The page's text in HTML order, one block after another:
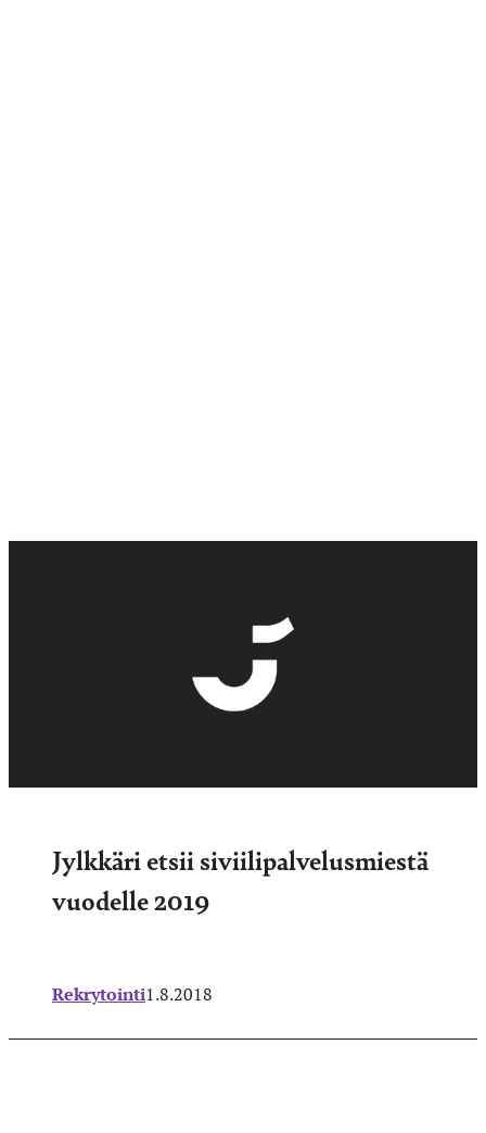
Jylkkäri etsii siviilipalvelusmiestä
vuodelle 2019
Rekrytointi1.8.2018